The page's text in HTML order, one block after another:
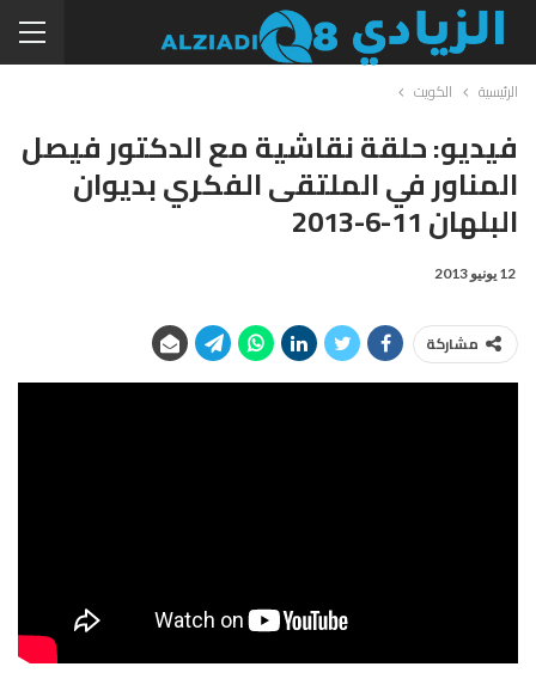
الرئيسية الكويت
فيديو: حلقة نقاشية مع الدكتور فيصل
المناور في الملتقى الفكري بديوان
البلهان 11-6-2013
12 يونيو 2013
مشاركة